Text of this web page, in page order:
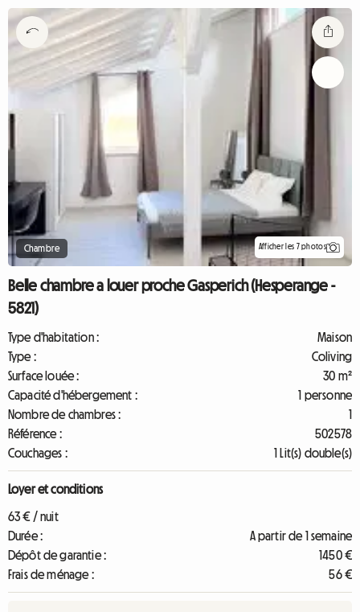
Chambre Afficher les 7 photos
Belle chambre a louer proche Gasperich (Hesperange -
5821)
Type d'habitation :
Maison
Type :
Coliving
Surface louée :
30 m²
Capacité d'hébergement :
1 personne
Nombre de chambres :
1
Référence :
502578
Couchages :
1 Lit(s) double(s)
Loyer et conditions
63 € / nuit
Durée :
A partir de 1 semaine
Dépôt de garantie :
1450 €
Frais de ménage :
56 €